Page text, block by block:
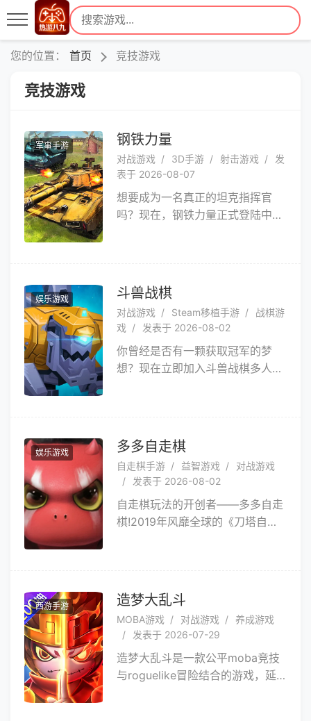
您的位置： 首页 竞技游戏
竞技游戏
军事手游 钢铁力量
对战游戏 3D手游 射击游戏
发
表于 2026-08-07
想要成为一名真正的坦克指挥官
吗？现在，钢铁力量正式登陆中国
震撼。在这里，您可以化身为一名
英勇的坦克指挥官，带领您的坦克
军团在各种战场中与其他指挥官一
较高下！如果您想体验真正的坦克
指挥官的感觉，那就赶快下载《钢
铁力量》吧！点燃您的坦克战斗热
娱乐游戏 斗兽战棋
对战游戏 Steam移植手游
战棋游
戏
发表于 2026-08-02
你曾经是否有一颗获取冠军的梦
想？现在立即加入斗兽战棋多人决
论是在现实还是在虚拟的世界，只
要你热衷竞技的乐趣，斗兽战棋一
定会带给你从未有过的体验。
娱乐游戏 多多自走棋
自走棋手游 益智游戏
对战游戏
发表于 2026-08-02
自走棋玩法的开创者——多多自走
棋!2019年风靡全球的《刀塔自走
延续《刀塔自走棋》丰富多彩的策
略，八人成局，23个种族，14种
职业，百变阵容，乐趣无穷。休闲
时刻，来下“亿”场棋吧！
西游手游 造梦大乱斗
MOBA游戏 对战游戏
养成游戏
发表于 2026-07-29
造梦大乱斗是一款公平moba竞技
与roguelike冒险结合的游戏，延